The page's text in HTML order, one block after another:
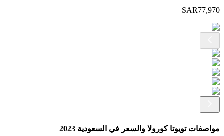
SAR77,970
مواصفات تويوتا كورولا والسعر في السعودية 2023